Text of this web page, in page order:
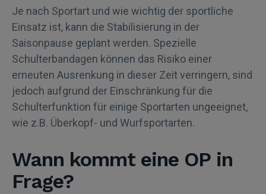
Je nach Sportart und wie wichtig der sportliche
Einsatz ist, kann die Stabilisierung in der
Saisonpause geplant werden. Spezielle
Schulterbandagen können das Risiko einer
erneuten Ausrenkung in dieser Zeit verringern, sind
jedoch aufgrund der Einschränkung für die
Schulterfunktion für einige Sportarten ungeeignet,
wie z.B. Überkopf- und Wurfsportarten.
Wann kommt eine OP in
Frage?